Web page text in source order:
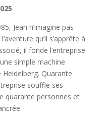
Jean n’imagine pas
qu’il s’apprête à
il fonde l’entreprise
simple machine
Quarante
souffle ses
quarante personnes et